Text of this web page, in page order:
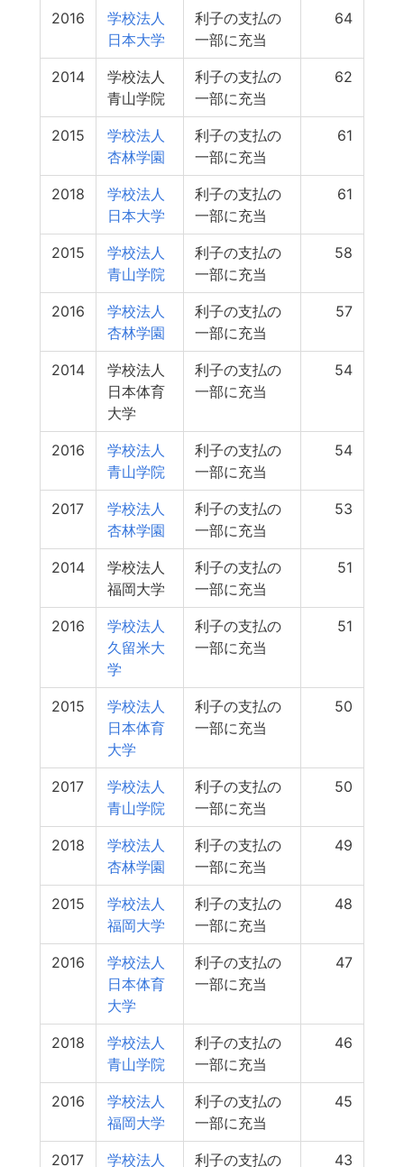
2016
学校法人
日本大学
利子の支払の
一部に充当
64
2014
学校法人
青山学院
利子の支払の
一部に充当
62
2015
学校法人
杏林学園
利子の支払の
一部に充当
61
2018
学校法人
日本大学
利子の支払の
一部に充当
61
2015
学校法人
青山学院
利子の支払の
一部に充当
58
2016
学校法人
杏林学園
利子の支払の
一部に充当
57
2014
学校法人
日本体育
大学
利子の支払の
一部に充当
54
2016
学校法人
青山学院
利子の支払の
一部に充当
54
2017
学校法人
杏林学園
利子の支払の
一部に充当
53
2014
学校法人
福岡大学
利子の支払の
一部に充当
51
2016
学校法人
久留米大
学
利子の支払の
一部に充当
51
2015
学校法人
日本体育
大学
利子の支払の
一部に充当
50
2017
学校法人
青山学院
利子の支払の
一部に充当
50
2018
学校法人
杏林学園
利子の支払の
一部に充当
49
2015
学校法人
福岡大学
利子の支払の
一部に充当
48
2016
学校法人
日本体育
大学
利子の支払の
一部に充当
47
2018
学校法人
青山学院
利子の支払の
一部に充当
46
2016
学校法人
福岡大学
利子の支払の
一部に充当
45
2017
学校法人
利子の支払の
43